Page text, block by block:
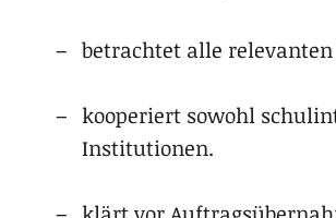
betrachtet alle
kooperiert sowohl
Institutionen.